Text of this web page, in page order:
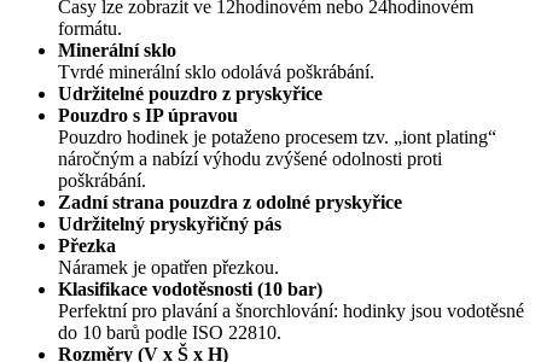
Časy lze zobrazit ve 12hodinovém nebo 24hodinovém
formátu.
Minerální sklo
Tvrdé minerální sklo odolává poškrábání.
Udržitelné pouzdro z pryskyřice
Pouzdro s IP úpravou
Pouzdro hodinek je potaženo procesem tzv. „iont plating“
náročným a nabízí výhodu zvýšené odolnosti proti
poškrábání.
Zadní strana pouzdra z odolné pryskyřice
Udržitelný pryskyřičný pás
Přezka
Náramek je opatřen přezkou.
Klasifikace vodotěsnosti (10 bar)
Perfektní pro plavání a šnorchlování: hodinky jsou vodotěsné
do 10 barů podle ISO 22810.
Rozměry (V x Š x H)